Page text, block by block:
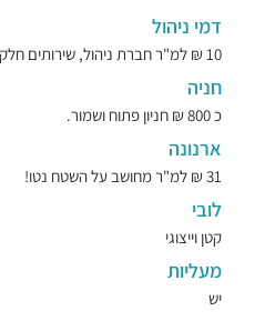
דמי ניהול
10 ₪ למ"ר חברת ניהול, שירותים חלקיים.
חניה
כ 800 ₪ חניון פתוח ושמור.
ארנונה
31 ₪ למ"ר מחושב על השטח נטו!
לובי
קטן וייצוגי
מעליות
יש